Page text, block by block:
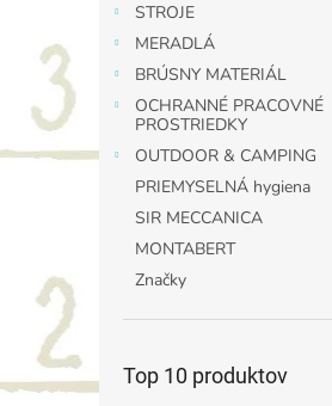
STROJE
MERADLÁ
BRÚSNY MATERIÁL
OCHRANNÉ PRACOVNÉ
PROSTRIEDKY
OUTDOOR & CAMPING
PRIEMYSELNÁ hygiena
SIR MECCANICA
MONTABERT
Značky
Top 10 produktov